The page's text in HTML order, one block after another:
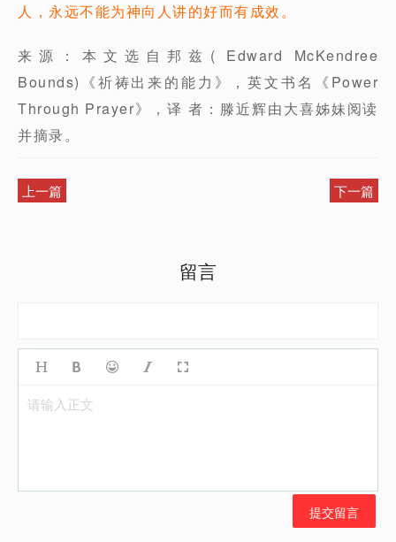
人，永远不能为神向人讲的好而有成效。
来源：本文选自邦兹( Edward McKendree
Bounds)《祈祷出来的能力》，英文书名《Power
Through Prayer》，译 者：滕近辉由大喜姊妹阅读
并摘录。
上一篇 下一篇
留言
请输入正文
提交留言